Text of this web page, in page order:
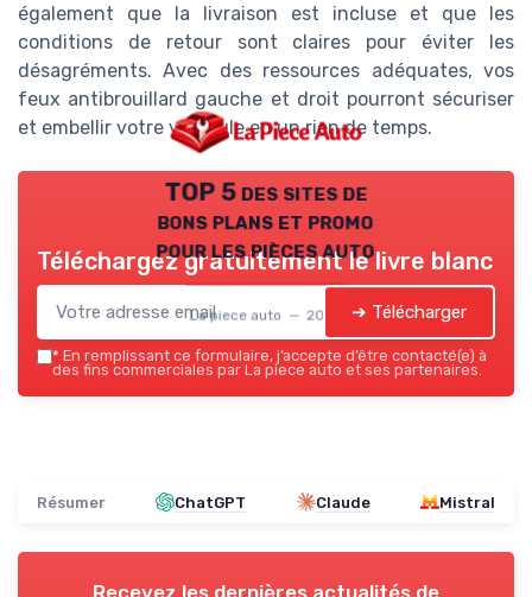
également que la livraison est incluse et que les
conditions de retour sont claires pour éviter les
désagréments. Avec des ressources adéquates, vos
feux antibrouillard gauche et droit pourront sécuriser
et embellir votre véhicule en un rien de temps.
TOP 5 des sites de
bons plans et promo
pour les pièces auto
La piece auto — 2026
Téléchargez gratuitement le livre blanc
➔ Télécharger
* En remplissant ce formulaire, j’accepte d’être contacté(e) à
des fins commerciales par La piece auto et ses partenaires.
Résumer ChatGPT Claude Mistral
Recevez les dernières actualités de